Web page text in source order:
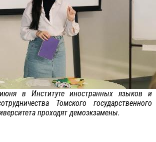
в Институте иностранных языков и
Томского государственного
проходят демоэкзамены.